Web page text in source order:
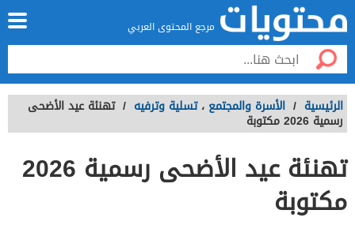
مرجع المحتوى العربي
الرئيسية / الأسرة والمجتمع ، تسلية وترفيه / تهنئة عيد الأضحى
رسمية 2026 مكتوبة
تهنئة عيد الأضحى رسمية 2026
مكتوبة